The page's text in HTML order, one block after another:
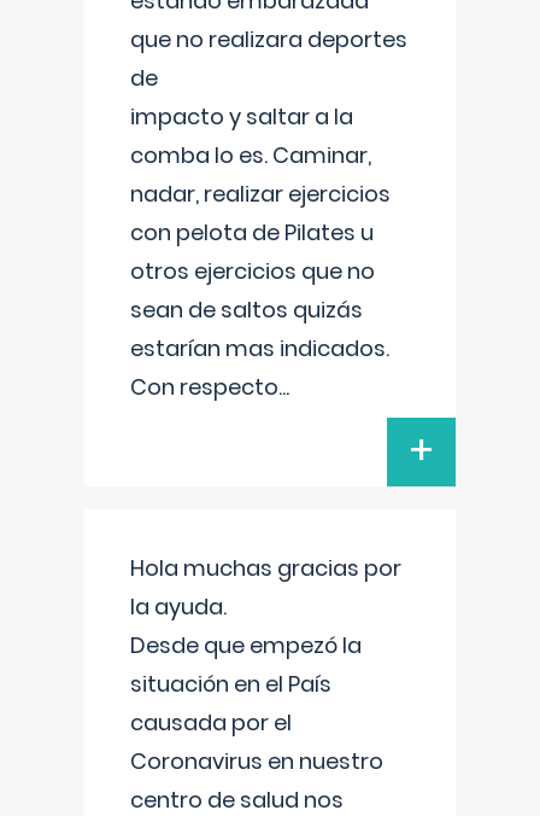
que no realizara deportes
de
impacto y saltar a la
comba lo es. Caminar,
nadar, realizar ejercicios
con pelota de Pilates u
otros ejercicios que no
sean de saltos quizás
estarían mas indicados.
Con respecto...
+
Hola muchas gracias por
la ayuda.
Desde que empezó la
situación en el País
causada por el
Coronavirus en nuestro
centro de salud nos